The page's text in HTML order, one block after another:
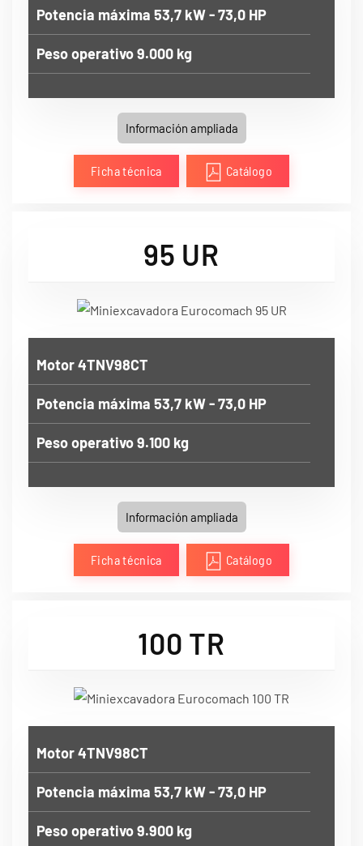
Potencia máxima 53,7 kW - 73,0 HP
Peso operativo 9.000 kg
Información ampliada
Ficha técnica Catálogo
95 UR
Motor 4TNV98CT
Potencia máxima 53,7 kW - 73,0 HP
Peso operativo 9.100 kg
Información ampliada
Ficha técnica Catálogo
100 TR
Motor 4TNV98CT
Potencia máxima 53,7 kW - 73,0 HP
Peso operativo 9.900 kg